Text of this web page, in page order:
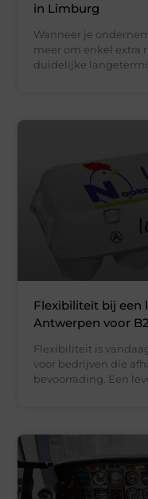
in Limburg
Wanneer je
meer om enkel extra
duidelijke
Flexibiliteit bij een
Antwerpen voor
Flexibiliteit is
voor bedrijven die
bevoorrading. Een